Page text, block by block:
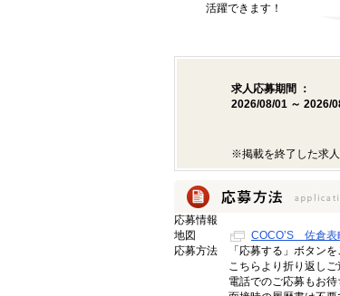
活躍できます！
求人応募期間 ：
2026/08/01 ～ 2026/
※掲載を終了した求人
応募情報
地図
COCO’S 佐倉表
応募方法
「応募する」ボタン
こちらより折り返しご
電話でのご応募もお待